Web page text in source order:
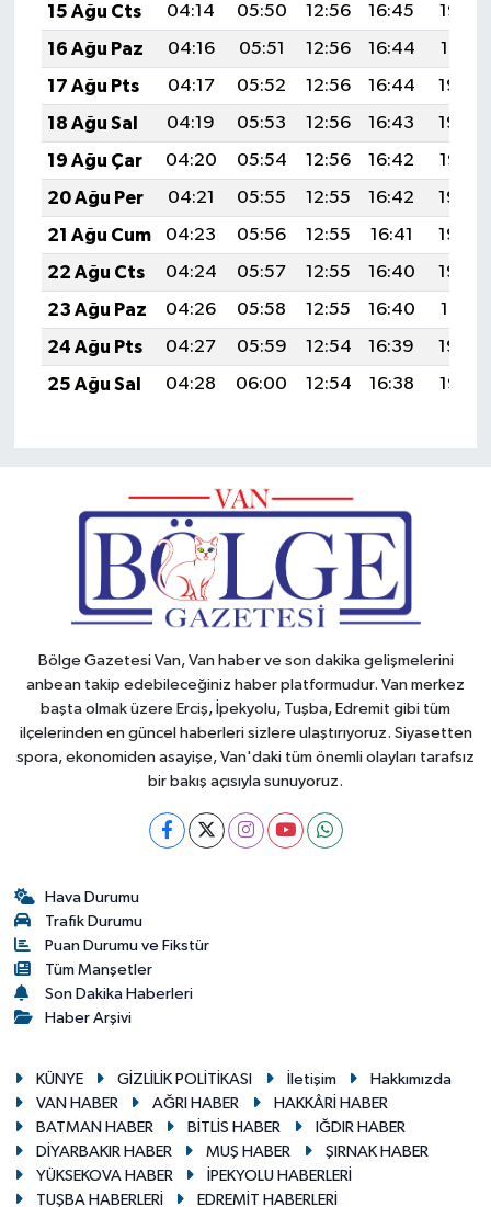
15 Ağu Cts
04:14 05:50 12:56 16:45
19:53
16 Ağu Paz
04:16 05:51 12:56 16:44
19:51
17 Ağu Pts
04:17 05:52 12:56 16:44
19:50
18 Ağu Sal
04:19 05:53 12:56 16:43
19:48
19 Ağu Çar
04:20 05:54 12:56 16:42
19:47
20 Ağu Per
04:21 05:55 12:55 16:42
19:46
21 Ağu Cum
04:23 05:56 12:55 16:41
19:44
22 Ağu Cts
04:24 05:57 12:55 16:40
19:43
23 Ağu Paz
04:26 05:58 12:55 16:40
19:41
24 Ağu Pts
04:27 05:59 12:54 16:39
19:40
25 Ağu Sal
04:28 06:00 12:54 16:38 19:38
Bölge Gazetesi Van, Van haber ve son dakika gelişmelerini
anbean takip edebileceğiniz haber platformudur. Van merkez
başta olmak üzere Erciş, İpekyolu, Tuşba, Edremit gibi tüm
ilçelerinden en güncel haberleri sizlere ulaştırıyoruz. Siyasetten
spora, ekonomiden asayişe, Van'daki tüm önemli olayları tarafsız
bir bakış açısıyla sunuyoruz.
Hava Durumu
Trafik Durumu
Puan Durumu ve Fikstür
Tüm Manşetler
Son Dakika Haberleri
Haber Arşivi
KÜNYE GİZLİLİK POLİTİKASI İletişim
Hakkımızda
VAN HABER
AĞRI HABER
HAKKÂRİ HABER
BATMAN HABER
BİTLİS HABER
IĞDIR HABER
DİYARBAKIR HABER
MUŞ HABER
ŞIRNAK HABER
YÜKSEKOVA HABER
İPEKYOLU HABERLERİ
TUŞBA HABERLERİ
EDREMİT HABERLERİ